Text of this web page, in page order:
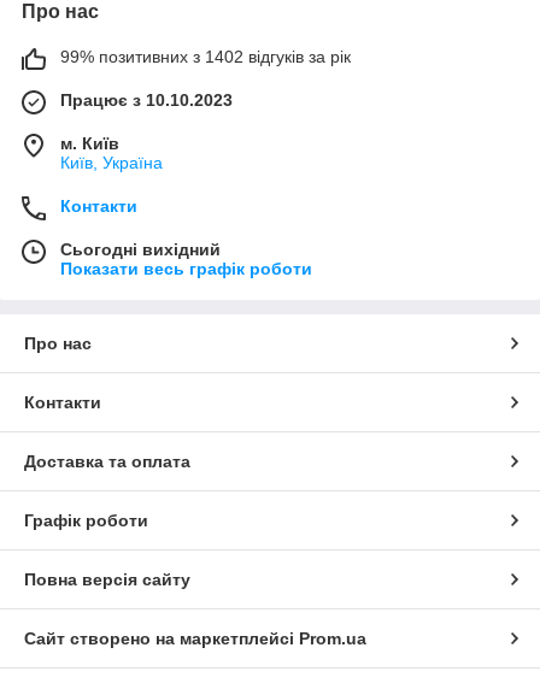
Про нас
99% позитивних з 1402 відгуків за рік
Працює з 10.10.2023
м. Київ
Київ, Україна
Контакти
Сьогодні вихідний
Показати весь графік роботи
Про нас
Контакти
Доставка та оплата
Графік роботи
Повна версія сайту
Сайт створено на маркетплейсі Prom.ua